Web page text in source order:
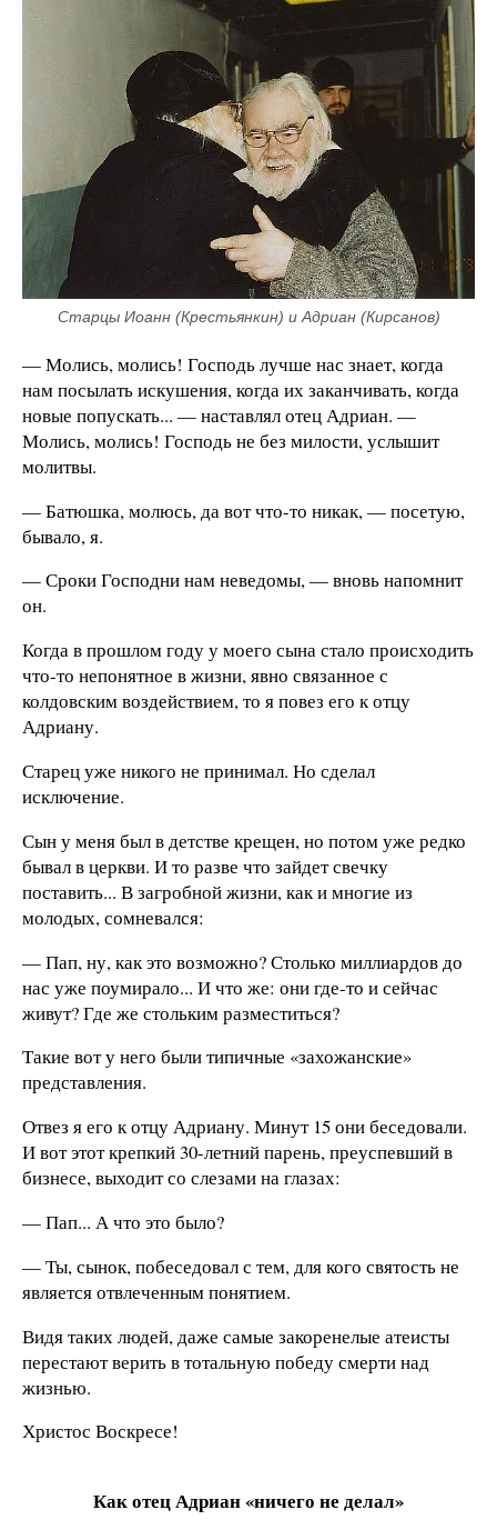
Старцы Иоанн (Крестьянкин) и Адриан (Кирсанов)
— Молись, молись! Господь лучше нас знает, когда
нам посылать искушения, когда их заканчивать, когда
новые попускать... — наставлял отец Адриан. —
Молись, молись! Господь не без милости, услышит
молитвы.
— Батюшка, молюсь, да вот что-то никак, — посетую,
бывало, я.
— Сроки Господни нам неведомы, — вновь напомнит
он.
Когда в прошлом году у моего сына стало происходить
что-то непонятное в жизни, явно связанное с
колдовским воздействием, то я повез его к отцу
Адриану.
Старец уже никого не принимал. Но сделал
исключение.
Сын у меня был в детстве крещен, но потом уже редко
бывал в церкви. И то разве что зайдет свечку
поставить... В загробной жизни, как и многие из
молодых, сомневался:
— Пап, ну, как это возможно? Столько миллиардов до
нас уже поумирало... И что же: они где-то и сейчас
живут? Где же стольким разместиться?
Такие вот у него были типичные «захожанские»
представления.
Отвез я его к отцу Адриану. Минут 15 они беседовали.
И вот этот крепкий 30-летний парень, преуспевший в
бизнесе, выходит со слезами на глазах:
— Пап... А что это было?
— Ты, сынок, побеседовал с тем, для кого святость не
является отвлеченным понятием.
Видя таких людей, даже самые закоренелые атеисты
перестают верить в тотальную победу смерти над
жизнью.
Христос Воскресе!
Как отец Адриан «ничего не делал»